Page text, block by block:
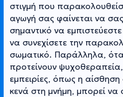
στιγμή που
αγωγή σας φαίνεται να σας
σημαντικό να
να συνεχίσετε την
σωματικό. Παράλληλα,
προτείνουν
εμπειρίες, όπως η
κενά στη μνήμη, μπορεί να